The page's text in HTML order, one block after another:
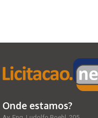
Onde estamos?